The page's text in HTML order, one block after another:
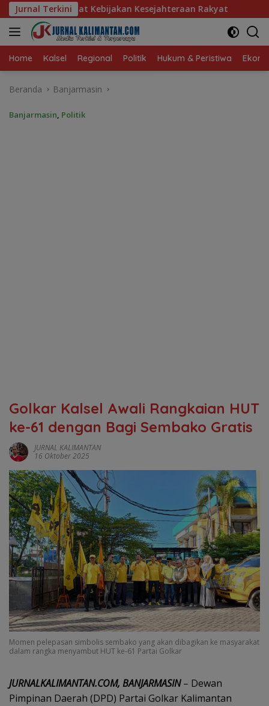
Langsung
ke
konten
Jurnal Terkini
Kesejahteraan Rakyat Baru 10 Persen, Aktivasi
Home Kalsel Regional Politik Hukum & Peristiwa
Beranda Banjarmasin
Banjarmasin, Politik
‎Golkar Kalsel Awali Rangkaian HUT
ke-61 dengan Bagi Sembako Gratis
JURNAL KALIMANTAN
16 Oktober 2025
Momen pelepasan simbolis sembako yang akan dibagikan ke masyarakat
dalam rangka menyambut HUT ke-61 Partai Golkar
‎JURNALKALIMANTAN.COM, BANJARMASIN– Dewan
Pimpinan Daerah (DPD) Partai Golkar Kalimantan